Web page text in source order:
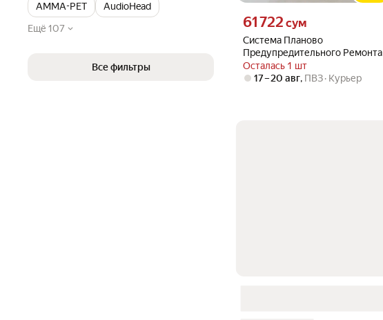
AMMA-PET
AudioHead
Ещё 107
Все фильтры
Система Планово
Предупредительного Ремонта
Осталась 1 шт
Цена 61722 сум вместо
61 722 сум
17 – 20 авг, ПВЗ Курьер